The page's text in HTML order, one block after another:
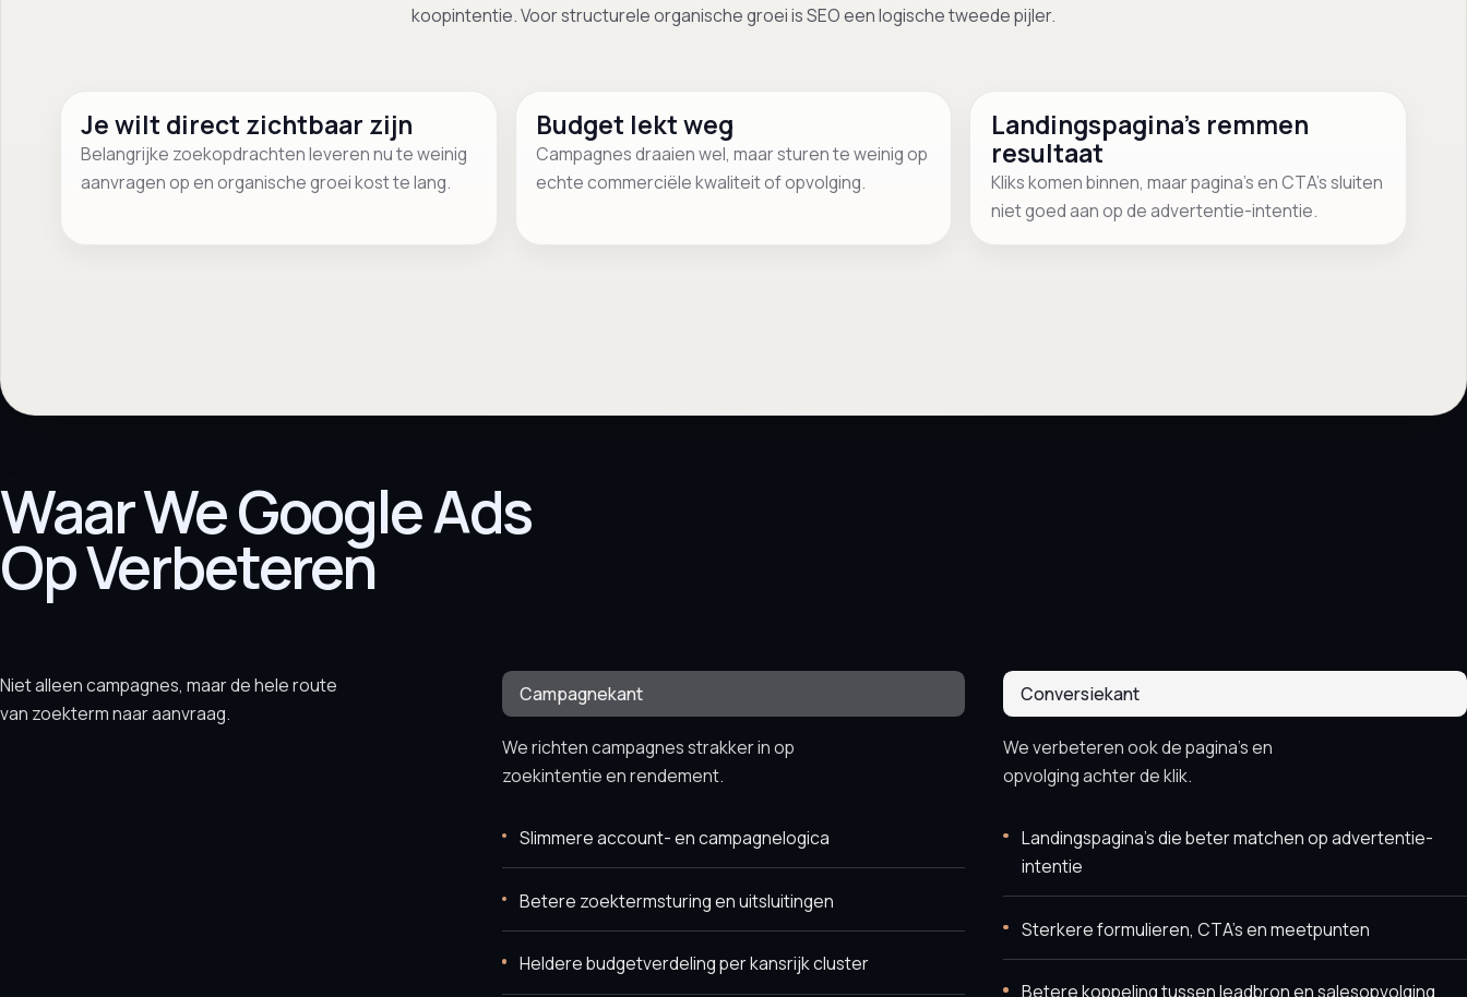
koopintentie. Voor structurele organische groei is SEO een logische tweede pijler.
Je wilt direct zichtbaar zijn
Belangrijke zoekopdrachten leveren nu te weinig
aanvragen op en organische groei kost te lang.
Budget lekt weg
Campagnes draaien wel, maar sturen te weinig op
echte commerciële kwaliteit of opvolging.
Landingspagina’s remmen
resultaat
Kliks komen binnen, maar pagina’s en CTA’s sluiten
niet goed aan op de advertentie-intentie.
Waar We Google Ads
Op Verbeteren
Niet alleen campagnes, maar de hele route
van zoekterm naar aanvraag.
Campagnekant
We richten campagnes strakker in op
zoekintentie en rendement.
Slimmere account- en campagnelogica
Betere zoektermsturing en uitsluitingen
Heldere budgetverdeling per kansrijk cluster
Conversiekant
We verbeteren ook de pagina’s en
opvolging achter de klik.
Landingspagina’s die beter matchen op advertentie-
intentie
Sterkere formulieren, CTA’s en meetpunten
Betere koppeling tussen leadbron en salesopvolging